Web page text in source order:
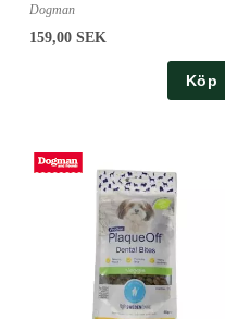
Dogman
159,00 SEK
Köp